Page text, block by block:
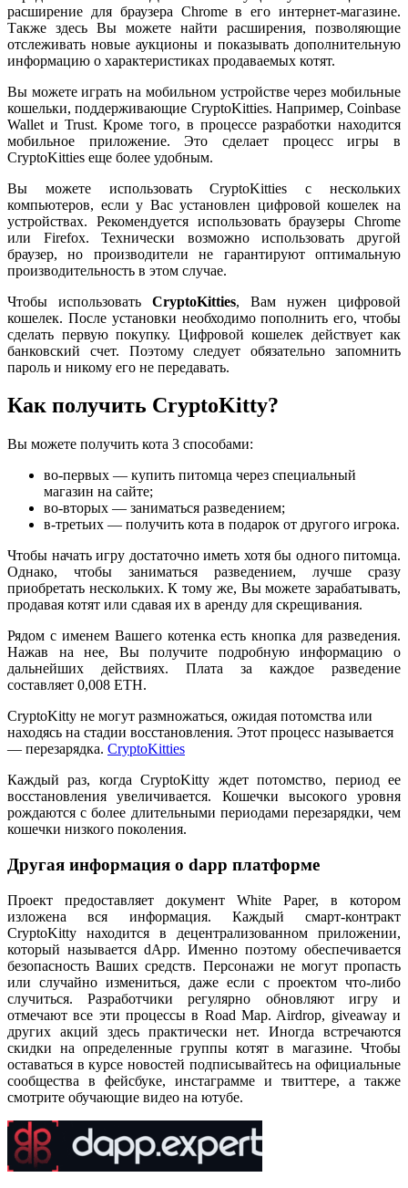
расширение для браузера Chrome в его интернет-магазине.
Также здесь Вы можете найти расширения, позволяющие
отслеживать новые аукционы и показывать дополнительную
информацию о характеристиках продаваемых котят.
Вы можете играть на мобильном устройстве через мобильные
кошельки, поддерживающие CryptoKitties. Например, Coinbase
Wallet и Trust. Кроме того, в процессе разработки находится
мобильное приложение. Это сделает процесс игры в
CryptoKitties еще более удобным.
Вы можете использовать CryptoKitties с нескольких
компьютеров, если у Вас установлен цифровой кошелек на
устройствах. Рекомендуется использовать браузеры Chrome
или Firefox. Технически возможно использовать другой
браузер, но производители не гарантируют оптимальную
производительность в этом случае.
Чтобы использовать CryptoKitties, Вам нужен цифровой
кошелек. После установки необходимо пополнить его, чтобы
сделать первую покупку. Цифровой кошелек действует как
банковский счет. Поэтому следует обязательно запомнить
пароль и никому его не передавать.
Как получить CryptoKitty?
Вы можете получить кота 3 способами:
во-первых — купить питомца через специальный
магазин на сайте;
во-вторых — заниматься разведением;
в-третьих — получить кота в подарок от другого игрока.
Чтобы начать игру достаточно иметь хотя бы одного питомца.
Однако, чтобы заниматься разведением, лучше сразу
приобретать нескольких. К тому же, Вы можете зарабатывать,
продавая котят или сдавая их в аренду для скрещивания.
Рядом с именем Вашего котенка есть кнопка для разведения.
Нажав на нее, Вы получите подробную информацию о
дальнейших действиях. Плата за каждое разведение
составляет 0,008 ETH.
CryptoKitty не могут размножаться, ожидая потомства или
находясь на стадии восстановления. Этот процесс называется
— перезарядка. CryptoKitties
Каждый раз, когда CryptoKitty ждет потомство, период ее
восстановления увеличивается. Кошечки высокого уровня
рождаются с более длительными периодами перезарядки, чем
кошечки низкого поколения.
Другая информация о dapp платформе
Проект предоставляет документ White Paper, в котором
изложена вся информация. Каждый смарт-контракт
CryptoKitty находится в децентрализованном приложении,
который называется dApp. Именно поэтому обеспечивается
безопасность Ваших средств. Персонажи не могут пропасть
или случайно измениться, даже если с проектом что-либо
случиться. Разработчики регулярно обновляют игру и
отмечают все эти процессы в Road Map. Airdrop, giveaway и
других акций здесь практически нет. Иногда встречаются
скидки на определенные группы котят в магазине. Чтобы
оставаться в курсе новостей подписывайтесь на официальные
сообщества в фейсбуке, инстаграмме и твиттере, а также
смотрите обучающие видео на ютубе.